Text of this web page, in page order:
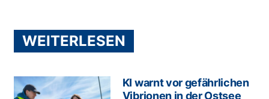
WEITERLESEN
KI warnt vor gefährlichen
Vibrionen in der Ostsee